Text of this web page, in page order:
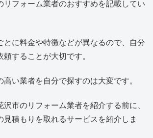
リフォーム業者のおすすめを記載してい
とに料金や特徴などが異なるので、自分
することが大切です。
高い業者を自分で探すのは大変です。
沢市のリフォーム業者を紹介する前に、
見積もりを取れるサービスを紹介しま